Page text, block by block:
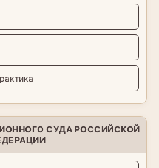
СУДА РОССИЙСКОЙ